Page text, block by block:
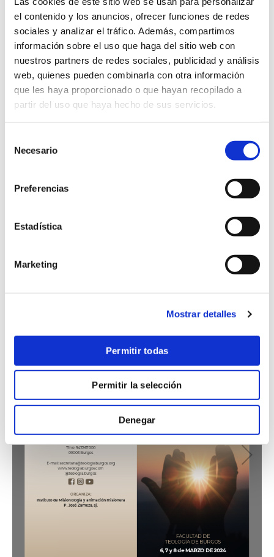
el contenido y los anuncios, ofrecer funciones de redes
sociales y analizar el tráfico. Además, compartimos
información sobre el uso que haga del sitio web con
nuestros partners de redes sociales, publicidad y análisis
web, quienes pueden combinarla con otra información
que les haya proporcionado o que hayan recopilado a
partir del uso que haya hecho de sus servicios.
Necesario
Preferencias
Estadística
Marketing
Mostrar detalles
Permitir todas
Permitir la selección
Denegar
de fraternidad (Manuel Pozo Oller, Director del
Boletín Iesus Caritas)
Mesa Redonda
VIERNES 8
Mañana:
encuentro con los otros
(Fernando Susaeta
Montoya, Co-Director del Instituto de Misionología
Sede Burgos–)
en el siglo XXI
(Francisco Ruiz Pérez, SJ, Decano